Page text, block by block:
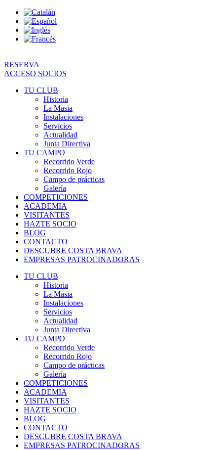
contenido
RESERVA
ACCESO SOCIOS
TU CLUB
Historia
La Masia
Instalaciones
Servicios
Actualidad
Junta Directiva
TU CAMPO
Recorrido Verde
Recorrido Rojo
Campo de prácticas
Galería
COMPETICIONES
ACADEMIA
VISITANTES
HAZTE SOCIO
BLOG
CONTACTO
DESCUBRE COSTA BRAVA
EMPRESAS PATROCINADORAS
TU CLUB
Historia
La Masia
Instalaciones
Servicios
Actualidad
Junta Directiva
TU CAMPO
Recorrido Verde
Recorrido Rojo
Campo de prácticas
Galería
COMPETICIONES
ACADEMIA
VISITANTES
HAZTE SOCIO
BLOG
CONTACTO
DESCUBRE COSTA BRAVA
EMPRESAS PATROCINADORAS